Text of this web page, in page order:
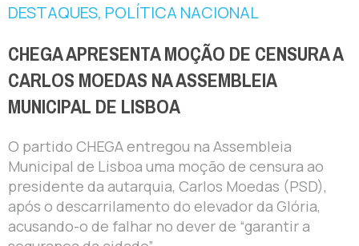
DESTAQUES, POLÍTICA NACIONAL
CHEGA APRESENTA MOÇÃO DE CENSURA A
CARLOS MOEDAS NA ASSEMBLEIA
MUNICIPAL DE LISBOA
O partido CHEGA entregou na Assembleia
Municipal de Lisboa uma moção de censura ao
presidente da autarquia, Carlos Moedas (PSD),
após o descarrilamento do elevador da Glória,
acusando-o de falhar no dever de “garantir a